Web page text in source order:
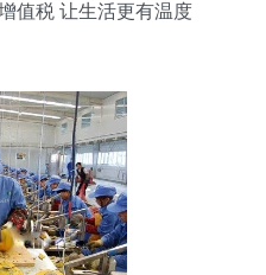
值税 让生活更有温度